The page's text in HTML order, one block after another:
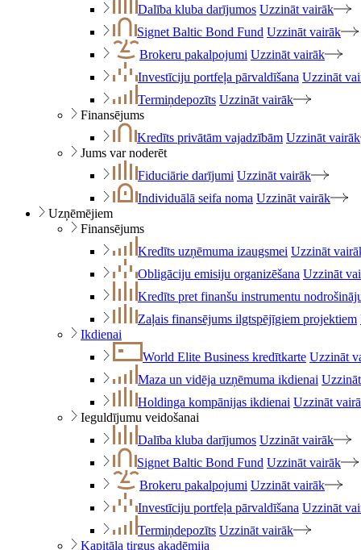
Dalība kluba darījumos Uzzināt vairāk
Signet Baltic Bond Fund Uzzināt vairāk
Brokeru pakalpojumi Uzzināt vairāk
Investīciju portfeļa pārvaldīšana Uzzināt
Termiņdepozīts Uzzināt vairāk
Finansējums
Kredīts privātām vajadzībām Uzzināt vairāk
Jums var noderēt
Fiduciārie darījumi Uzzināt vairāk
Individuālā seifa noma Uzzināt vairāk
Uzņēmējiem
Finansējums
Kredīts uzņēmuma izaugsmei Uzzināt
Obligāciju emisiju organizēšana Uzzināt
Kredīts pret finanšu instrumentu
Zaļais finansējums ilgtspējīgiem projektiem
Ikdienai
World Elite Business kredītkarte Uzzināt
Maza un vidēja uzņēmuma ikdienai
Holdinga kompānijas ikdienai Uzzināt
Ieguldījumu veidošanai
Dalība kluba darījumos Uzzināt vairāk
Signet Baltic Bond Fund Uzzināt vairāk
Brokeru pakalpojumi Uzzināt vairāk
Investīciju portfeļa pārvaldīšana Uzzināt
Termiņdepozīts Uzzināt vairāk
Kapitāla tirgus akadēmija